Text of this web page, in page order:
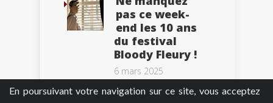
En poursuivant votre navigation sur ce site, vous acceptez
pas ce week-
end les 10 ans
du festival
Bloody Fleury !
6 mars 2025